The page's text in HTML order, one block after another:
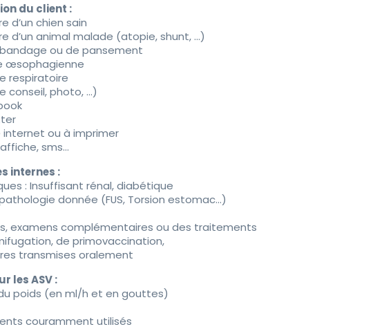
du client :
d’un chien sain
d’un animal malade (atopie, shunt, ...)
ou de pansement
œsophagienne
respiratoire
conseil, photo, ...)
internet ou à imprimer
sms...
internes :
: Insuffisant rénal, diabétique
donnée (FUS, Torsion estomac...)
examens complémentaires ou des traitements
de primovaccination,
transmises oralement
les ASV :
poids (en ml/h et en gouttes)
couramment utilisés